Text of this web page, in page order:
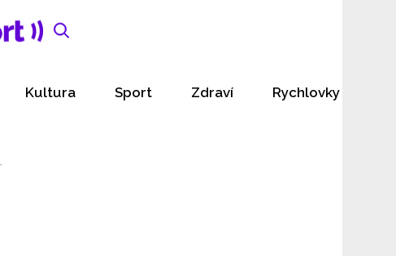
Kultura Sport Zdraví Rychlovky